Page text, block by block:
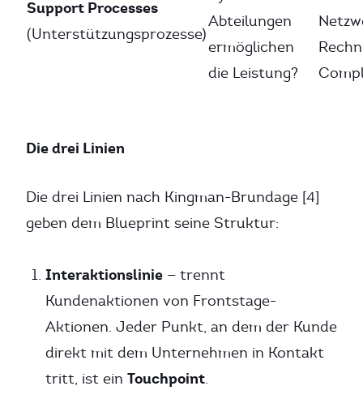
Support Processes
(Unterstützungsprozesse)
Abteilungen
ermöglichen
die Leistung?
Die drei Linien
Die drei Linien nach Kingman-Brundage [4]
geben dem Blueprint seine Struktur:
Interaktionslinie — trennt
Kundenaktionen von Frontstage-
Aktionen. Jeder Punkt, an dem der Kunde
direkt mit dem Unternehmen in Kontakt
tritt, ist ein Touchpoint.